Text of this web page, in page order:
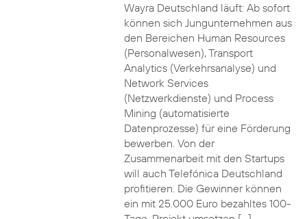
Wayra Deutschland läuft: Ab sofort
können sich Jungunternehmen aus
den Bereichen Human Resources
(Personalwesen), Transport
Analytics (Verkehrsanalyse) und
Network Services
(Netzwerkdienste) und Process
Mining (automatisierte
Datenprozesse) für eine Förderung
bewerben. Von der
Zusammenarbeit mit den Startups
will auch Telefónica Deutschland
profitieren. Die Gewinner können
ein mit 25.000 Euro bezahltes 100-